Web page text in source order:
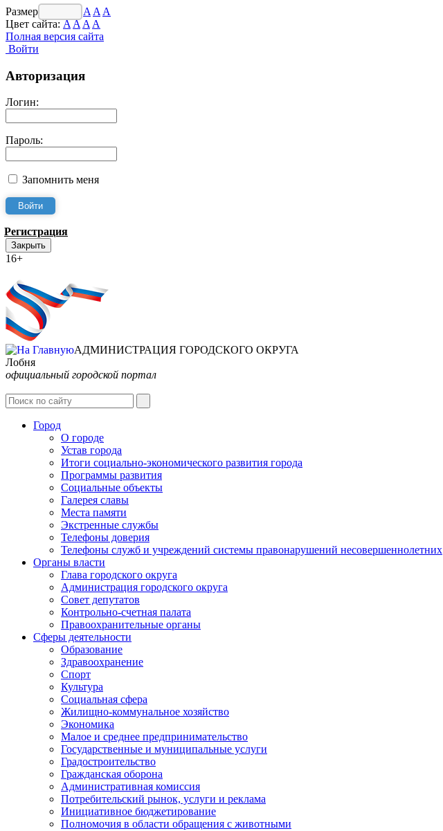
Размер шрифта: A A A
Цвет сайта:AA A A
Полная версия сайта
Войти
Авторизация
Логин:
Пароль:
Запомнить меня
Регистрация
Закрыть
16+
АДМИНИСТРАЦИЯ ГОРОДСКОГО ОКРУГА
Лобня
официальный городской портал
Город
О городе
Устав города
Итоги социально-экономического развития города
Программы развития
Социальные объекты
Галерея славы
Места памяти
Экстренные службы
Телефоны доверия
Телефоны служб и учреждений системы правонарушений несовершеннолетних
Органы власти
Глава городского округа
Администрация городcкого округа
Совет депутатов
Контрольно-счетная палата
Правоохранительные органы
Сферы деятельности
Образование
Здравоохранение
Спорт
Культура
Социальная сфера
Жилищно-коммунальное хозяйство
Экономика
Малое и среднее предпринимательство
Государственные и муниципальные услуги
Градостроительство
Гражданская оборона
Административная комиссия
Потребительский рынок, услуги и реклама
Инициативное бюджетирование
Полномочия в области обращения с животными